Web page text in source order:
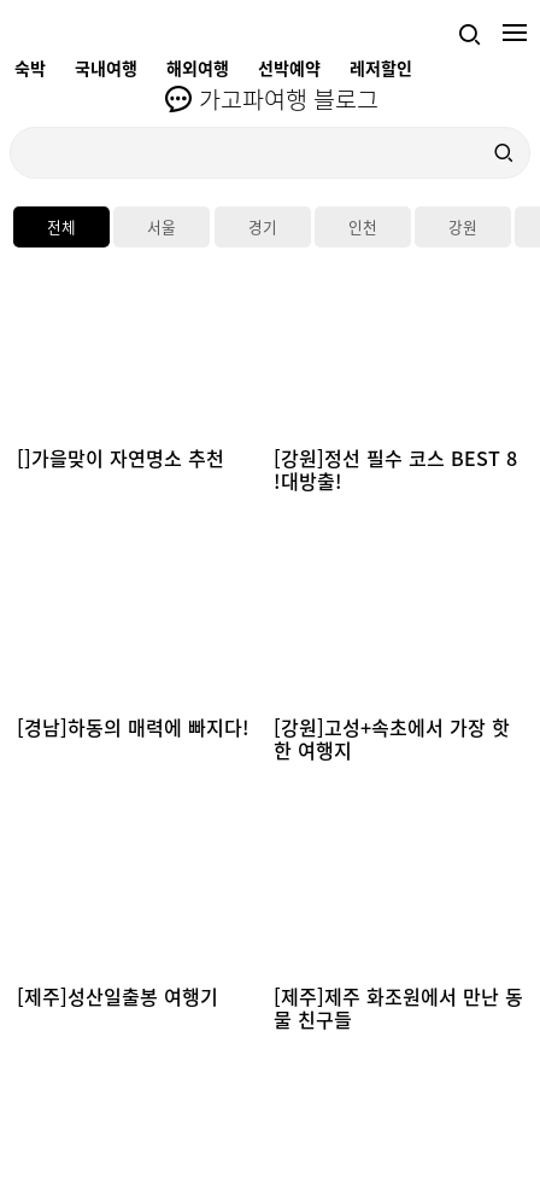
숙박 국내여행 해외여행 선박예약 레저할인
가고파여행 블로그
전체 서울 경기 인천 강원
[]가을맞이 자연명소 추천 [강원]정선 필수 코스 BEST 8
!대방출!
[경남]하동의 매력에 빠지다! [강원]고성+속초에서 가장 핫
한 여행지
[제주]성산일출봉 여행기 [제주]제주 화조원에서 만난 동
물 친구들